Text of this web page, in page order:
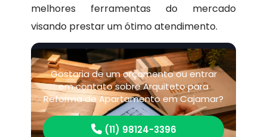
melhores ferramentas do mercado
visando prestar um ótimo atendimento.
Gostaria de um orçamento ou entrar
em contato sobre Arquiteto para
Reforma de Apartamento em Cajamar?
(11) 98124-3396